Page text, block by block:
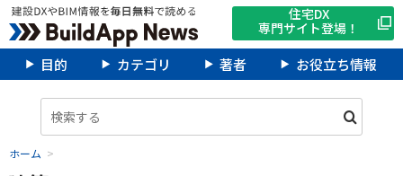
住宅DX
専門サイト登場！
目的 カテゴリ 著者 お役立ち情報
ホーム